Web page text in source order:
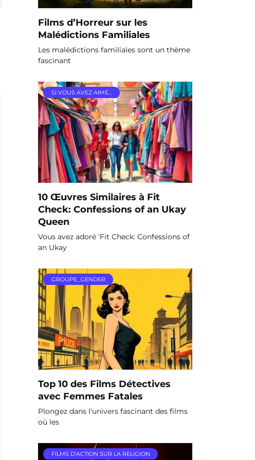
Films d’Horreur sur les
Malédictions Familiales
Les malédictions familiales sont un thème
fascinant
SI VOUS AVEZ AIMÉ…
10 Œuvres Similaires à Fit
Check: Confessions of an Ukay
Queen
Vous avez adoré 'Fit Check: Confessions of
an Ukay
GROUPE_GENDER
Top 10 des Films Détectives
avec Femmes Fatales
Plongez dans l'univers fascinant des films
où les
FILMS D'ACTION SUR LA RELIGION